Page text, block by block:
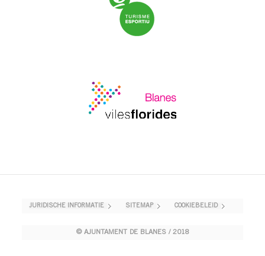
JURIDISCHE INFORMATIE SITEMAP COOKIEBELEID
© AJUNTAMENT DE BLANES / 2018